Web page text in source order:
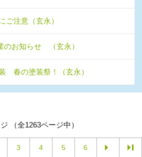
ご注意（玄永）
のお知らせ （玄永）
春の塗装祭！（玄永）
（全1263ページ中）
3 4 5 6